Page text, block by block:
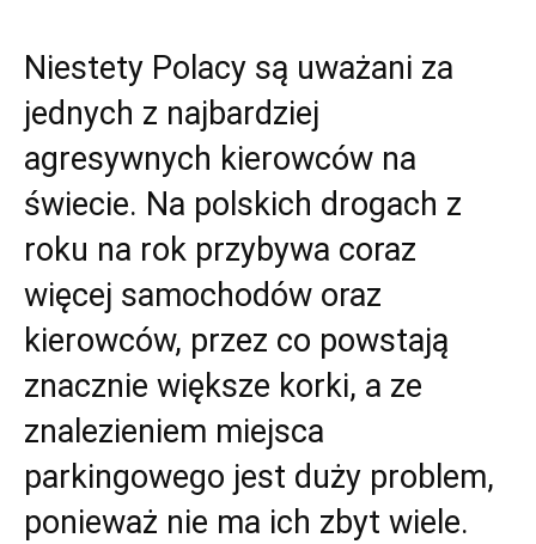
Niestety Polacy są uważani za
jednych z najbardziej
agresywnych kierowców na
świecie. Na polskich drogach z
roku na rok przybywa coraz
więcej samochodów oraz
kierowców, przez co powstają
znacznie większe korki, a ze
znalezieniem miejsca
parkingowego jest duży problem,
ponieważ nie ma ich zbyt wiele.